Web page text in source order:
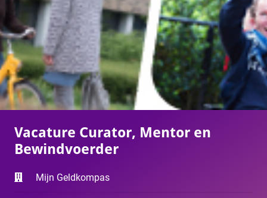
Vacature Curator, Mentor en
Bewindvoerder
Mijn Geldkompas